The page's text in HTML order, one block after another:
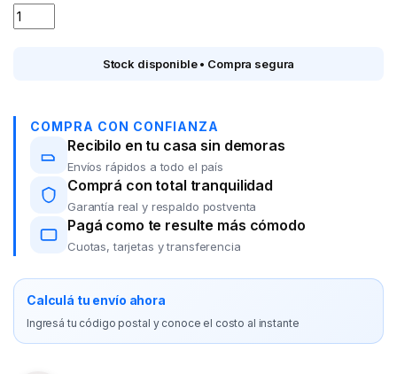
Chiffonier 4 cajones / 1 puerta RICCHEZZE Ecopack Tabaco
Stock disponible • Compra segura
COMPRA CON CONFIANZA
Recibilo en tu casa sin demoras
Envíos rápidos a todo el país
Comprá con total tranquilidad
Garantía real y respaldo postventa
Pagá como te resulte más cómodo
Cuotas, tarjetas y transferencia
Calculá tu envío ahora
Ingresá tu código postal y conoce el costo al instante